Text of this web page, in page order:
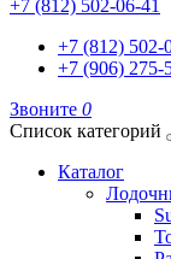
+7 (812) 502-06-41
+7 (812) 502-
+7 (906) 275-
Звоните 0
Список категорий
Каталог